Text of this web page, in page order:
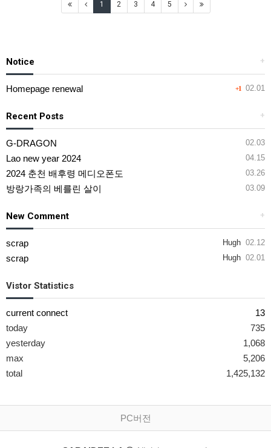
1 2 3 4 5
+
Notice
+1 02.01
Homepage renewal
+
Recent Posts
02.03
G-DRAGON
04.15
Lao new year 2024
03.26
2024 춘천 배후령 메디오폰도
03.09
방랑가족의 베를린 살이
+
New Comment
Hugh 02.12
scrap
Hugh 02.01
scrap
Vistor Statistics
current connect
13
today
735
yesterday
1,068
max
5,206
total
1,425,132
PC버전